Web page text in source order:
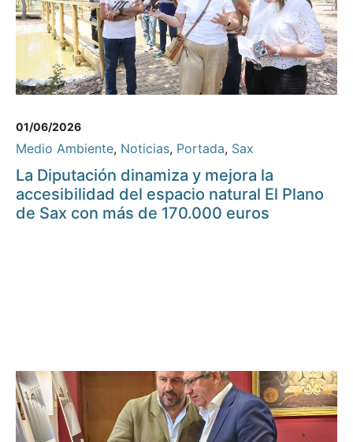
01/06/2026
Medio Ambiente, Noticias, Portada, Sax
La Diputación dinamiza y mejora la
accesibilidad del espacio natural El Plano
de Sax con más de 170.000 euros